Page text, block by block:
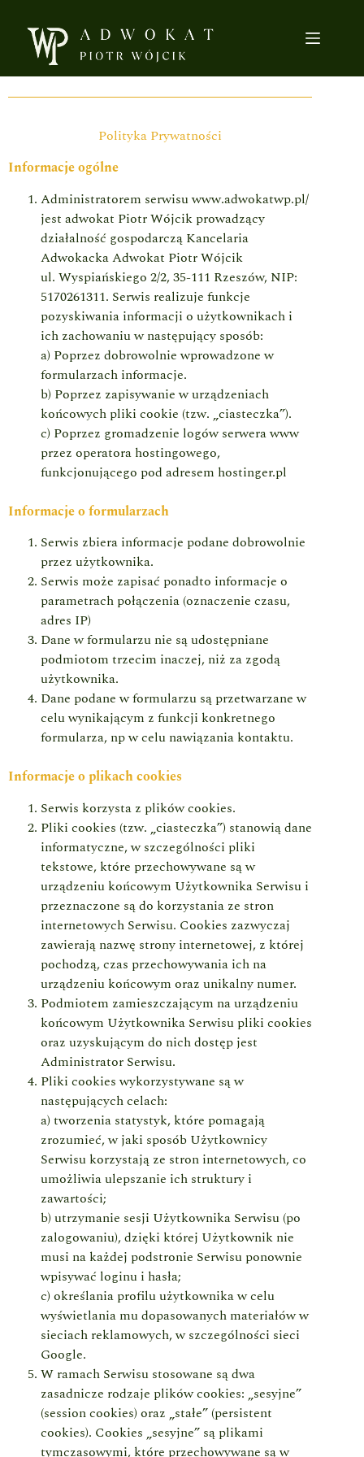
Polityka Prywatności
Informacje ogólne
Administratorem serwisu www.adwokatwp.pl/
jest adwokat Piotr Wójcik prowadzący
działalność gospodarczą Kancelaria
Adwokacka Adwokat Piotr Wójcik
ul. Wyspiańskiego 2/2, 35-111 Rzeszów, NIP:
5170261311. Serwis realizuje funkcje
pozyskiwania informacji o użytkownikach i
ich zachowaniu w następujący sposób:
a) Poprzez dobrowolnie wprowadzone w
formularzach informacje.
b) Poprzez zapisywanie w urządzeniach
końcowych pliki cookie (tzw. „ciasteczka”).
c) Poprzez gromadzenie logów serwera www
przez operatora hostingowego,
funkcjonującego pod adresem hostinger.pl
Informacje o formularzach
Serwis zbiera informacje podane dobrowolnie
przez użytkownika.
Serwis może zapisać ponadto informacje o
parametrach połączenia (oznaczenie czasu,
adres IP)
Dane w formularzu nie są udostępniane
podmiotom trzecim inaczej, niż za zgodą
użytkownika.
Dane podane w formularzu są przetwarzane w
celu wynikającym z funkcji konkretnego
formularza, np w celu nawiązania kontaktu.
Informacje o plikach cookies
Serwis korzysta z plików cookies.
Pliki cookies (tzw. „ciasteczka”) stanowią dane
informatyczne, w szczególności pliki
tekstowe, które przechowywane są w
urządzeniu końcowym Użytkownika Serwisu i
przeznaczone są do korzystania ze stron
internetowych Serwisu. Cookies zazwyczaj
zawierają nazwę strony internetowej, z której
pochodzą, czas przechowywania ich na
urządzeniu końcowym oraz unikalny numer.
Podmiotem zamieszczającym na urządzeniu
końcowym Użytkownika Serwisu pliki cookies
oraz uzyskującym do nich dostęp jest
Administrator Serwisu.
Pliki cookies wykorzystywane są w
następujących celach:
a) tworzenia statystyk, które pomagają
zrozumieć, w jaki sposób Użytkownicy
Serwisu korzystają ze stron internetowych, co
umożliwia ulepszanie ich struktury i
zawartości;
b) utrzymanie sesji Użytkownika Serwisu (po
zalogowaniu), dzięki której Użytkownik nie
musi na każdej podstronie Serwisu ponownie
wpisywać loginu i hasła;
c) określania profilu użytkownika w celu
wyświetlania mu dopasowanych materiałów w
sieciach reklamowych, w szczególności sieci
Google.
W ramach Serwisu stosowane są dwa
zasadnicze rodzaje plików cookies: „sesyjne”
(session cookies) oraz „stałe” (persistent
cookies). Cookies „sesyjne” są plikami
tymczasowymi, które przechowywane są w